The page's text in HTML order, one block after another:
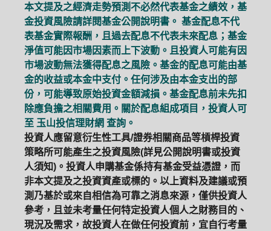
本文提及之經濟走勢預測不必然代表基金之績效，基
金投資風險請詳閱基金公開說明書。 基金配息不代
表基金實際報酬，且過去配息不代表未來配息；基金
淨值可能因市場因素而上下波動。且投資人可能有因
市場波動無法獲得配息之風險。基金的配息可能由基
金的收益或本金中支付。任何涉及由本金支出的部
份，可能導致原始投資金額減損。基金配息前未先扣
除應負擔之相關費用。關於配息組成項目，投資人可
至 玉山投信理財網 查詢。
投資人應留意衍生性工具/證券相關商品等槓桿投資
策略所可能產生之投資風險(詳見公開說明書或投資
人須知)。投資人申購基金係持有基金受益憑證，而
非本文提及之投資資產或標的。以上資料及建議或預
測乃基於或來自相信為可靠之消息來源，僅供投資人
參考，且並未考量任何特定投資人個人之財務目的、
現況及需求，故投資人在做任何投資前，宜自行考量